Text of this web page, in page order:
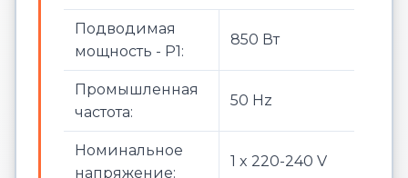
Подводимая
мощность - P1:
850 Вт
Промышленная
частота:
50 Hz
Номинальное
напряжение:
1 x 220-240 V